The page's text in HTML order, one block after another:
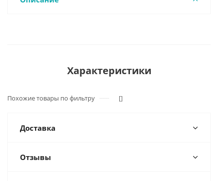
Характеристики
Похожие товары по фильтру []
Доставка
Отзывы